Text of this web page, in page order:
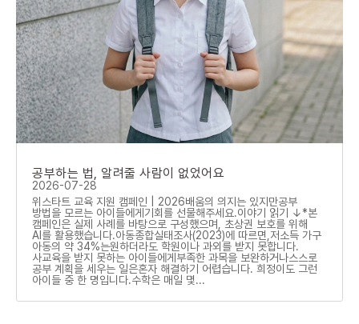
공부하는 법, 알려줄 사람이 없었어요
2026-07-28
위스타트 교육 지원 캠페인 | 2026배움의 의지는 있지만공부
방법을 모르는 아이들에게기회를 선물해주세요.이야기 읽기 ↓*본
캠페인은 실제 사례를 바탕으로 구성했으며, 초상권 보호를 위해
AI를 활용했습니다.아동종합실태조사(2023)에 따르면,저소득 가구
아동의 약 34%는원하더라도 학원이나 과외를 받지 못합니다.
사교육을 받지 못하는 아이들에게부족한 과목을 보완하거나스스로
공부 계획을 세우는 일은혼자 해결하기 어렵습니다. 희정이도 그런
아이들 중 한 명입니다.수학은 매일 몇...